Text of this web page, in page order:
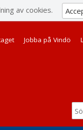
av cookies.
Jobba på Vindö